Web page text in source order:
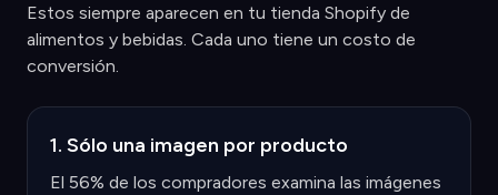
Estos siempre aparecen en tu tienda Shopify de
alimentos y bebidas. Cada uno tiene un costo de
conversión.
1. Sólo una imagen por producto
El 56% de los compradores examina las imágenes